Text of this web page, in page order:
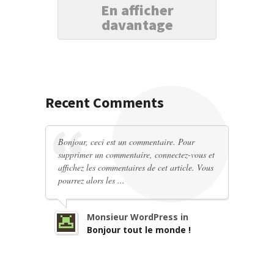
En afficher
davantage
Recent Comments
Bonjour, ceci est un commentaire. Pour
supprimer un commentaire, connectez-vous et
affichez les commentaires de cet article. Vous
pourrez alors les ...
Monsieur WordPress in
Bonjour tout le monde !